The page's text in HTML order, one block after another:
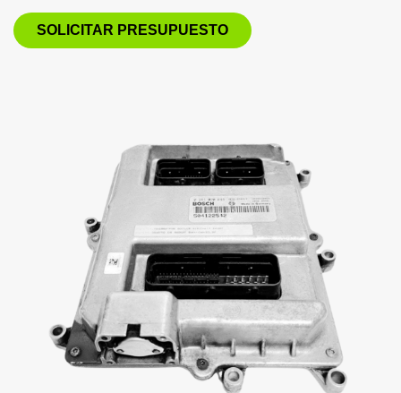
SOLICITAR PRESUPUESTO